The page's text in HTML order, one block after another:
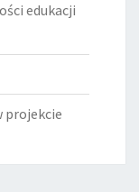
edukacji
projekcie